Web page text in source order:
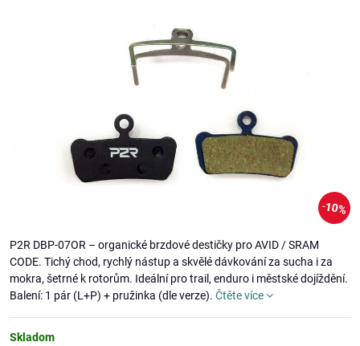
10%
P2R DBP-07OR – organické brzdové destičky pro AVID / SRAM
CODE. Tichý chod, rychlý nástup a skvělé dávkování za sucha i za
mokra, šetrné k rotorům. Ideální pro trail, enduro i městské dojíždění.
Balení: 1 pár (L+P) + pružinka (dle verze). Čtěte více
Skladom